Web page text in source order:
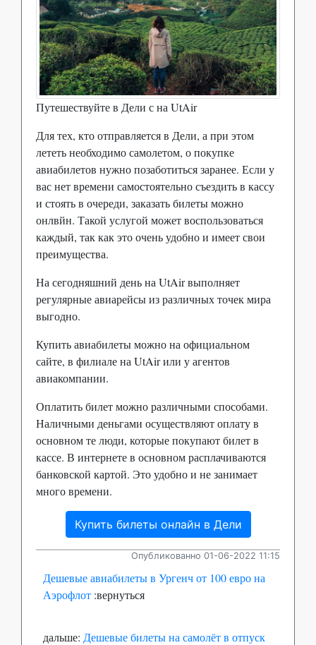
Путешествуйте в Дели с на UtAir
Для тех, кто отправляется в Дели, а при этом
лететь необходимо самолетом, о покупке
авиабилетов нужно позаботиться заранее. Если у
вас нет времени самостоятельно съездить в кассу
и стоять в очереди, заказать билеты можно
онлвйн. Такой услугой может воспользоваться
каждый, так как это очень удобно и имеет свои
преимущества.
На сегодняшний день на UtAir выполняет
регулярные авиарейсы из различных точек мира
выгодно.
Купить авиабилеты можно на официальном
сайте, в филиале на UtAir или у агентов
авиакомпании.
Оплатить билет можно различными способами.
Наличными деньгами осуществляют оплату в
основном те люди, которые покупают билет в
кассе. В интернете в основном расплачиваются
банковской картой. Это удобно и не занимает
много времени.
Купить билеты онлайн в Дели
Опубликованно 01-06-2022 11:15
Дешевые авиабилеты в Ургенч от 100 евро на
Аэрофлот :вернуться
дальше: Дешевые билеты на самолёт в отпуск